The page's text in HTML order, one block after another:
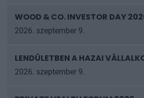
WOOD & CO. INVESTOR DAY
2026. szeptember 9.
LENDÜLETBEN A HAZAI
2026